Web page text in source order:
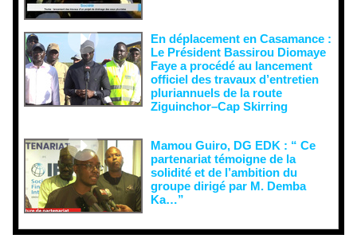
En déplacement en Casamance :
Le Président Bassirou Diomaye
Faye a procédé au lancement
officiel des travaux d’entretien
pluriannuels de la route
Ziguinchor–Cap Skirring
Mamou Guiro, DG EDK : “ Ce
partenariat témoigne de la
solidité et de l’ambition du
groupe dirigé par M. Demba
Ka…”